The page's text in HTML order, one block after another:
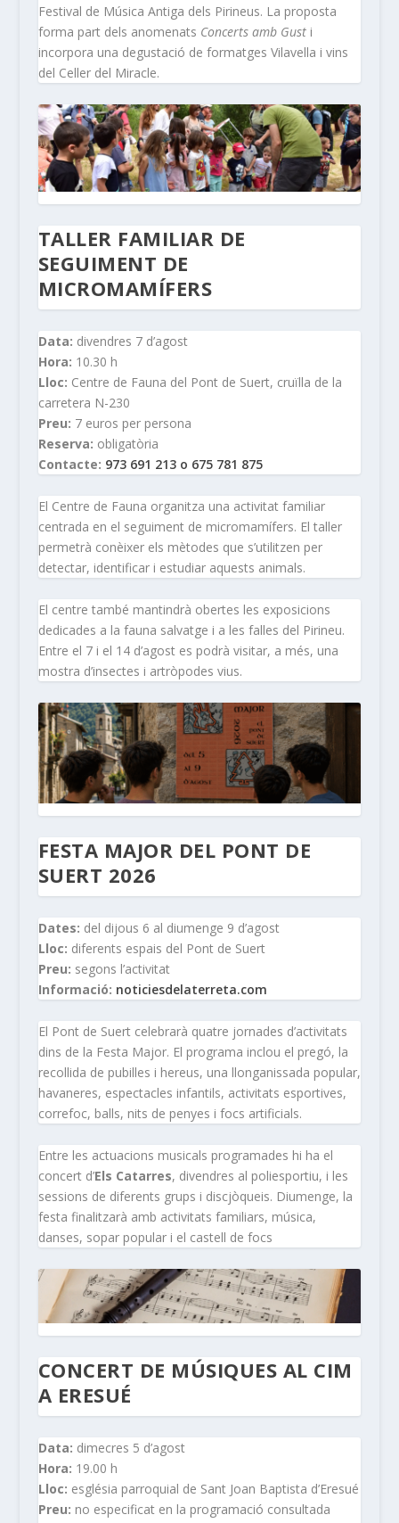
Festival de Música Antiga dels Pirineus. La proposta
forma part dels anomenats Concerts amb Gusti
incorpora una degustació de formatges Vilavella i vins
del Celler del Miracle.
TALLER FAMILIAR DE
SEGUIMENT DE
MICROMAMÍFERS
Data: divendres 7 d’agost
Hora: 10.30 h
Lloc: Centre de Fauna del Pont de Suert, cruïlla de la
carretera N-230
Preu: 7 euros per persona
Reserva: obligatòria
Contacte: 973 691 213 o 675 781 875
El Centre de Fauna organitza una activitat familiar
centrada en el seguiment de micromamífers. El taller
permetrà conèixer els mètodes que s’utilitzen per
detectar, identificar i estudiar aquests animals.
El centre també mantindrà obertes les exposicions
dedicades a la fauna salvatge i a les falles del Pirineu.
Entre el 7 i el 14 d’agost es podrà visitar, a més, una
mostra d’insectes i artròpodes vius.
FESTA MAJOR DEL PONT DE
SUERT 2026
Dates: del dijous 6 al diumenge 9 d’agost
Lloc: diferents espais del Pont de Suert
Preu: segons l’activitat
Informació: noticiesdelaterreta.com
El Pont de Suert celebrarà quatre jornades d’activitats
dins de la Festa Major. El programa inclou el pregó, la
recollida de pubilles i hereus, una llonganissada popular,
havaneres, espectacles infantils, activitats esportives,
correfoc, balls, nits de penyes i focs artificials.
Entre les actuacions musicals programades hi ha el
concert d’Els Catarres, divendres al poliesportiu, i les
sessions de diferents grups i discjòqueis. Diumenge, la
festa finalitzarà amb activitats familiars, música,
danses, sopar popular i el castell de focs
CONCERT DE MÚSIQUES AL CIM
A ERESUÉ
Data: dimecres 5 d’agost
Hora: 19.00 h
Lloc: església parroquial de Sant Joan Baptista d’Eresué
Preu: no especificat en la programació consultada